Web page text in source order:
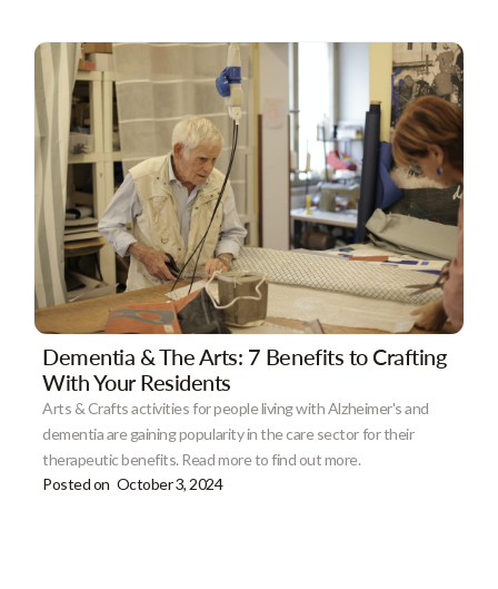
Dementia & The Arts: 7 Benefits to Crafting
With Your Residents
Arts & Crafts activities for people living with Alzheimer's and
dementia are gaining popularity in the care sector for their
therapeutic benefits. Read more to find out more.
Posted on October 3, 2024